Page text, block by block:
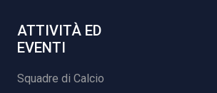
ATTIVITÀ ED
EVENTI
Squadre di Calcio